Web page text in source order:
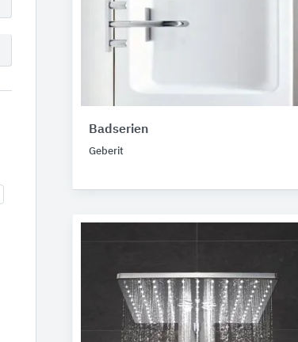
Badserien
Geberit